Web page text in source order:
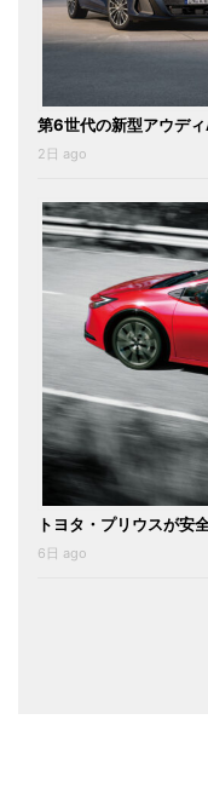
第6世代の新型アウデ
2日 ago
トヨタ・プリウスが安
6日 ago